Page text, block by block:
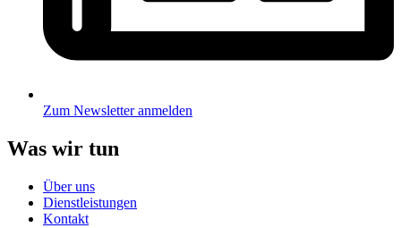
Zum Newsletter anmelden
Was wir tun
Über uns
Dienstleistungen
Kontakt